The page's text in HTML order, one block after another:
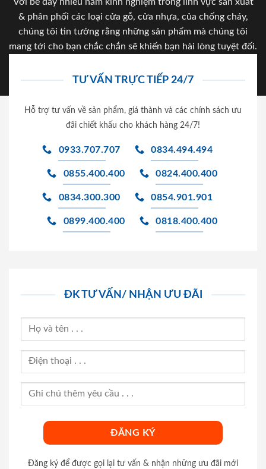
Với bề dày nhiều năm kinh nghiệm trong lĩnh vực sản xuất
& phân phối các loại cửa gỗ, cửa nhựa, của chống cháy,
chúng tôi tin tưởng rằng những sản phẩm mà chúng tôi
mang tới cho bạn chắc chắn sẽ khiến bạn hài lòng tuyệt đối.
TƯ VẤN TRỰC TIẾP 24/7
Hỗ trợ tư vấn về sản phẩm, giá thành và các chính sách ưu
đãi chiết khấu cho khách hàng 24/7!
0933.707.707 0834.494.494
0855.400.400 0824.400.400
0834.300.300 0854.901.901
0899.400.400 0818.400.400
ĐK TƯ VẤN/ NHẬN ƯU ĐÃI
Đăng ký để được gọi lại tư vấn & nhận những ưu đãi mới